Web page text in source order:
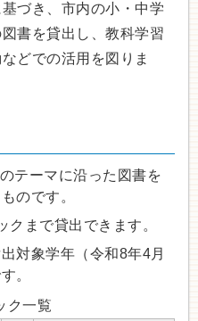
づき、市内の小・中学
書を貸出し、教科学習
どでの活用を図りま
テーマに沿った図書を
のです。
クまで貸出できます。
対象学年（令和8年4月
。
ク一覧